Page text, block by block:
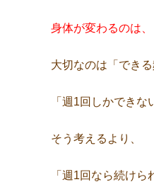
身体が変わるのは
大切なのは「でき
「週1回しかできな
そう考えるより、
「週1回なら続けら